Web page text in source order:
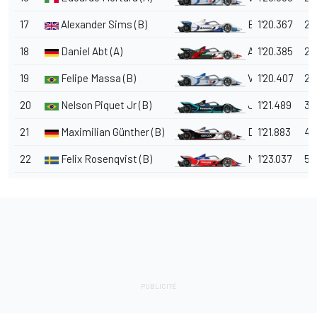
17 Alexander Sims (B) BMW i Andretti
1'20.367
18 Daniel Abt (A) Audi Sport Abt
1'20.385
19 Felipe Massa (B) Venturi
1'20.407
20 Nelson Piquet Jr (B) Jaguar
1'21.489
21 Maximilian Günther (B) Dragon
1'21.883
22 Felix Rosenqvist (B) Mahindra
1'23.037